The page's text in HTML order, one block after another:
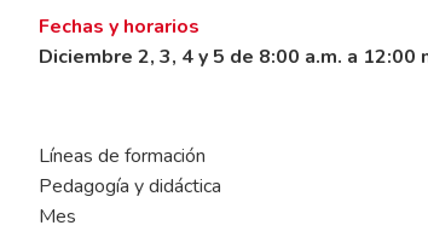
Fechas y horarios
Diciembre 2, 3, 4 y 5 de 8:00 a.m. a 12:00
Líneas de formación
Pedagogía y didáctica
Mes